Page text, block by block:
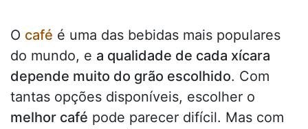
O café é uma das bebidas mais populares
do mundo, e a qualidade de cada xícara
depende muito do grão escolhido. Com
tantas opções disponíveis, escolher o
melhor café pode parecer difícil. Mas com